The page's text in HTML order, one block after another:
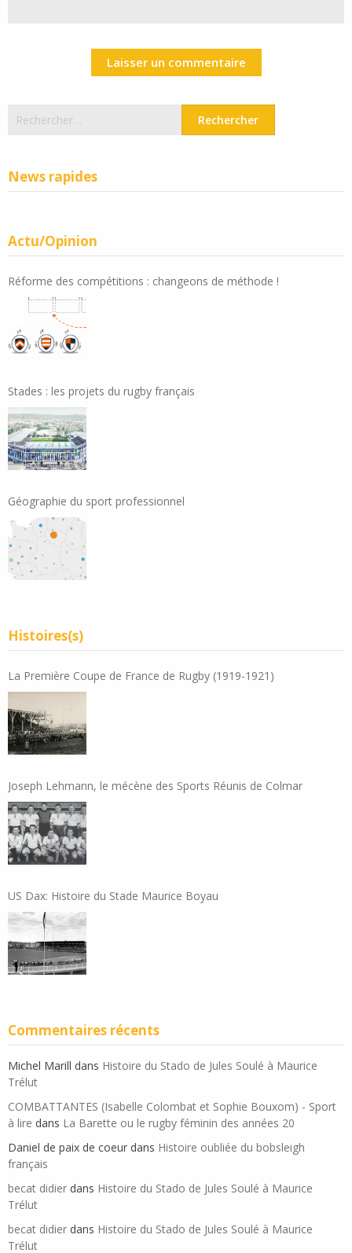
News rapides
Actu/Opinion
Réforme des compétitions : changeons de méthode !
Stades : les projets du rugby français
Géographie du sport professionnel
Histoires(s)
La Première Coupe de France de Rugby (1919-1921)
Joseph Lehmann, le mécène des Sports Réunis de Colmar
US Dax: Histoire du Stade Maurice Boyau
Commentaires récents
Michel Marill dans Histoire du Stado de Jules Soulé à Maurice
Trélut
COMBATTANTES (Isabelle Colombat et Sophie Bouxom) - Sport
à lire dans La Barette ou le rugby féminin des années 20
Daniel de paix de coeur dans Histoire oubliée du bobsleigh
français
becat didier dans Histoire du Stado de Jules Soulé à Maurice
Trélut
becat didier dans Histoire du Stado de Jules Soulé à Maurice
Trélut